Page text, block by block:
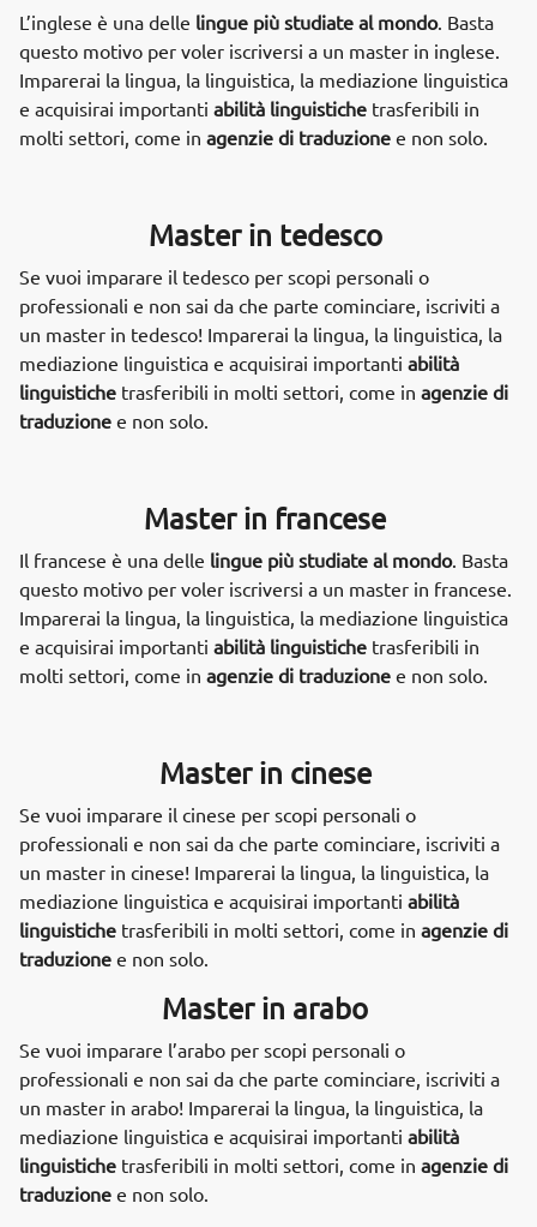
L’inglese è una delle lingue più studiate al mondo. Basta
questo motivo per voler iscriversi a un master in inglese.
Imparerai la lingua, la linguistica, la mediazione linguistica
e acquisirai importanti abilità linguistiche trasferibili in
molti settori, come in agenzie di traduzione e non solo.
Master in tedesco
Se vuoi imparare il tedesco per scopi personali o
professionali e non sai da che parte cominciare, iscriviti a
un master in tedesco! Imparerai la lingua, la linguistica, la
mediazione linguistica e acquisirai importanti abilità
linguistiche trasferibili in molti settori, come in agenzie di
traduzione e non solo.
Master in francese
Il francese è una delle lingue più studiate al mondo. Basta
questo motivo per voler iscriversi a un master in francese.
Imparerai la lingua, la linguistica, la mediazione linguistica
e acquisirai importanti abilità linguistiche trasferibili in
molti settori, come in agenzie di traduzione e non solo.
Master in cinese
Se vuoi imparare il cinese per scopi personali o
professionali e non sai da che parte cominciare, iscriviti a
un master in cinese! Imparerai la lingua, la linguistica, la
mediazione linguistica e acquisirai importanti abilità
linguistiche trasferibili in molti settori, come in agenzie di
traduzione e non solo.
Master in arabo
Se vuoi imparare l’arabo per scopi personali o
professionali e non sai da che parte cominciare, iscriviti a
un master in arabo! Imparerai la lingua, la linguistica, la
mediazione linguistica e acquisirai importanti abilità
linguistiche trasferibili in molti settori, come in agenzie di
traduzione e non solo.